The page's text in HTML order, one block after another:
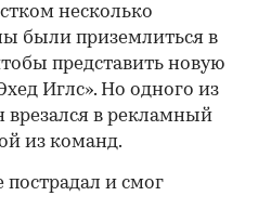
несколько
были приземлиться в
представить новую
Иглс». Но одного из
в рекламный
из команд.
и смог